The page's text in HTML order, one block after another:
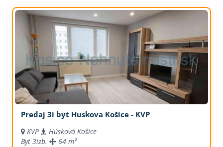
Predaj 3i byt Huskova Košice - KVP
KVP
Húsková Košice
Byt 3izb. 64 m²